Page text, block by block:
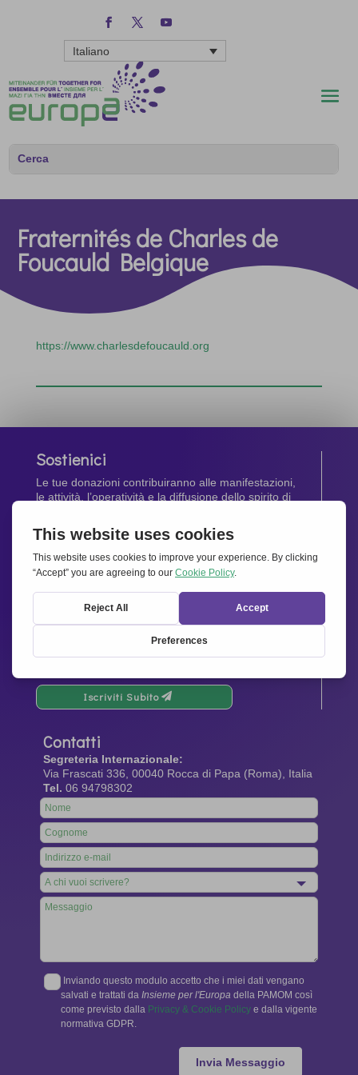
Italiano
Fraternités de Charles de
Foucauld Belgique
https://www.charlesdefoucauld.org
Sostienici
Le tue donazioni contribuiranno alle manifestazioni,
le attività, l’operatività e la diffusione dello spirito di
Dona Ora
Newsletter
Rimani aggiornato di tutte le ultime notizie dalla
Iscriviti Subito
Contatti
Segreteria Internazionale:
Via Frascati 336, 00040 Rocca di Papa (Roma), Italia
Tel. 06 94798302
Leave
this
field
blank
Inviando questo modulo accetto che i miei dati vengano
salvati e trattati da Insieme per l'Europa della PAMOM così
come previsto dalla Privacy & Cookie Policy e dalla vigente
normativa GDPR.
Invia Messaggio